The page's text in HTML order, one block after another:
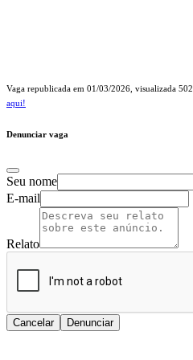
Vaga republicada em 01/03/2026 , visualizada 502
aqui!
Denunciar vaga
Seu nome
E-mail
Relato
Cancelar Denunciar